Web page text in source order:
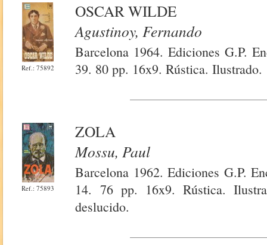
Ref.: 75892
OSCAR WILDE
Agustinoy, Fernando
Barcelona 1964. Ediciones G.P.
39. 80 pp. 16x9. Rústica. Ilustrado.
Ref.: 75893
ZOLA
Mossu, Paul
Barcelona 1962. Ediciones G.P.
14. 76 pp. 16x9. Rústica.
deslucido.